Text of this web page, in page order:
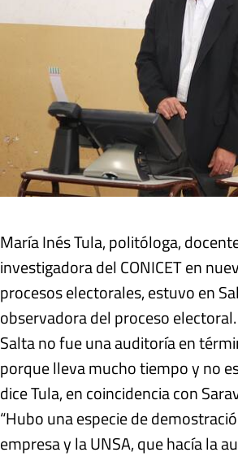
María Inés Tula, politóloga,
investigadora del CONICET en
procesos electorales, estuvo en
observadora del proceso
Salta no fue una auditoría en
porque lleva mucho tiempo y no
dice Tula, en coincidencia con
“Hubo una especie de
empresa y la UNSA, que hacía la